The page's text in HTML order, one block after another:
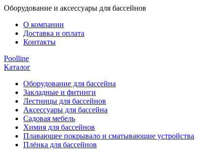
Оборудование и аксессуары для бассейнов
О компании
Доставка и оплата
Контакты
Poolline
Каталог
Оборудование для бассейна
Закладные и фитинги
Лестницы для бассейнов
Аксессуары для бассейна
Садовая мебель
Химия для бассейнов
Плавающее покрывало и сматывающие устройства
Плёнка для бассейнов